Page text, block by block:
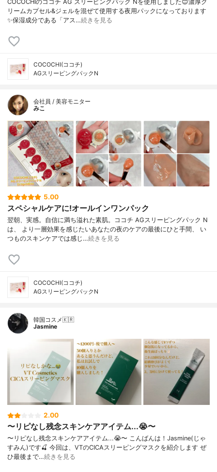
COCOCHIのココチ AG スリーピングパック Nを使用しました😊濃厚ク
リームカプセル&ジェルを混ぜて使用する夜用パックになっております
✨保湿成分である「アス…続きを見る
COCOCHI(ココチ)
AGスリーピングパックN
会社員 / 美容モニター
みこ
5.00
スペシャルケアに!オールインワンパック
翌朝、実感。自信に満ち溢れた素肌。ココチ AGスリーピングパック N
は、 より一層効果を感じたいあなたの夜のケアの最後にひと手間、 い
つものスキンケアでは感じ…続きを見る
COCOCHI(ココチ)
AGスリーピングパックN
韓国コスメ🇰🇷
Jasmine
2.00
〜リピなし残念スキンケアアイテム...😭〜
〜リピなし残念スキンケアアイテム...😭〜 こんばんは！Jasmine(じゃ
すみん)です🍒 今回は、VTのCICAスリーピングマスクを紹介します ぜ
ひ最後まで…続きを見る